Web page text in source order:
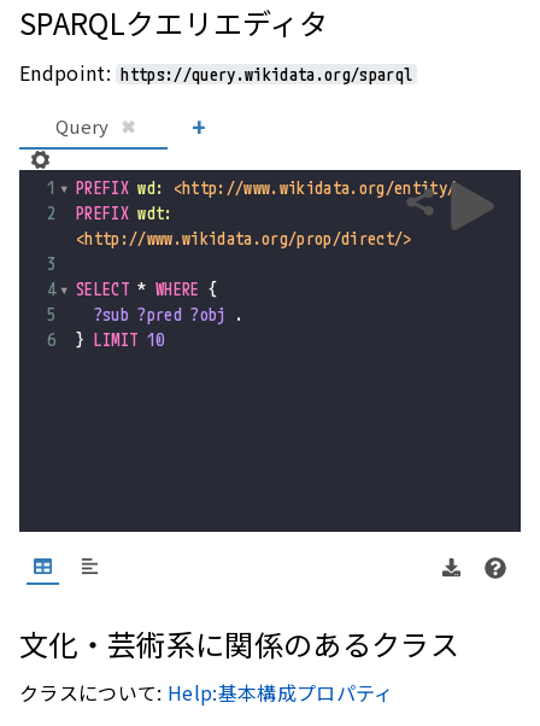
SPARQLクエリエディタ
Endpoint: https://query.wikidata.org/sparql
Query ✖ +
1 PREFIX wd:
<http://www.wikidata.org/entity/>
2
PREFIX wdt:
<http://www.wikidata.org/prop/direct/>
3
4
SELECT * WHERE {
5
?sub ?pred ?obj
.
6
} LIMIT 10
文化・芸術系に関係のあるクラス
クラスについて: Help:基本構成プロパティ